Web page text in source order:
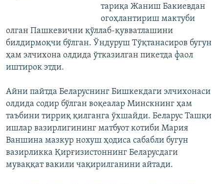
тариқа Жаниш Бакиевдан
огоҳлантириш мактуби
олган Пашкевични қўллаб-қувватлашини
билдирмоқчи бўлган. Ўндуруш Тўқтанасиров бугун
ҳам элчихона олдида ўтказилган пикетда фаол
иштирок этди.
Айни пайтда Беларуснинг Бишкекдаги элчихонаси
олдида содир бўлган воқеалар Минскнинг ҳам
таъбини тирриқ қилганга ўхшайди. Беларус Ташқи
ишлар вазирлигининг матбуот котиби Мария
Ваншина мазкур нохуш ҳодиса сабабли бугун
вазирликка Қирғизистоннинг Беларусдаги
муваққат вакили чақирилганини айтади.